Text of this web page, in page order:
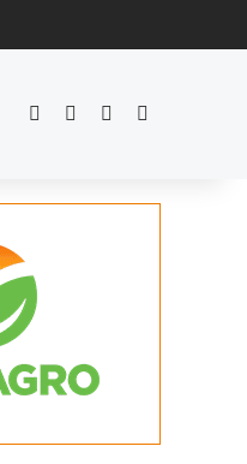
FacebookLinkedInYouTube